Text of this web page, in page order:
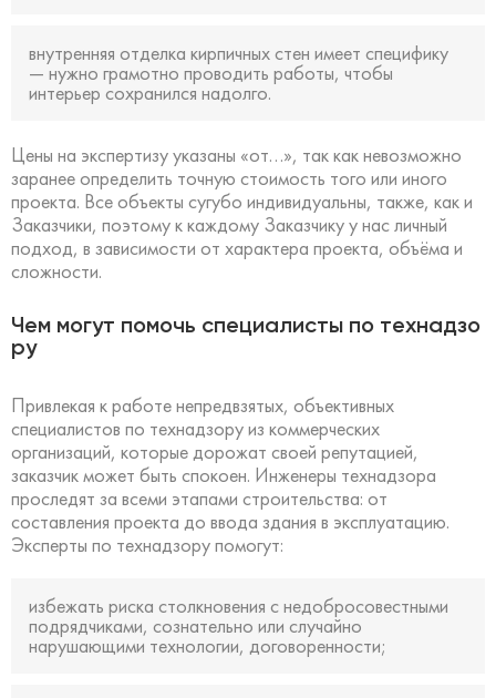
внутренняя отделка кирпичных стен имеет специфику
— нужно грамотно проводить работы, чтобы
интерьер сохранился надолго.
Цены на экспертизу указаны «от…», так как невозможно
заранее определить точную стоимость того или иного
проекта. Все объекты сугубо индивидуальны, также, как и
Заказчики, поэтому к каждому Заказчику у нас личный
подход, в зависимости от характера проекта, объёма и
сложности.
Чем могут помочь специалисты по технадзо
ру
Привлекая к работе непредвзятых, объективных
специалистов по технадзору из коммерческих
организаций, которые дорожат своей репутацией,
заказчик может быть спокоен. Инженеры технадзора
проследят за всеми этапами строительства: от
составления проекта до ввода здания в эксплуатацию.
Эксперты по технадзору помогут:
избежать риска столкновения с недобросовестными
подрядчиками, сознательно или случайно
нарушающими технологии, договоренности;